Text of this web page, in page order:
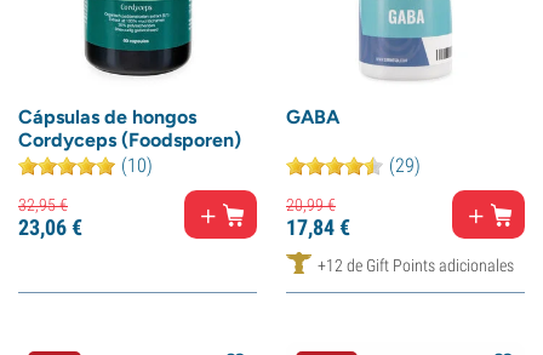
Cápsulas de hongos
Cordyceps (Foodsporen)
(10)
32,95€
23,06€
GABA
(29)
20,99€
17,84€
+12 de Gift Points adicionales